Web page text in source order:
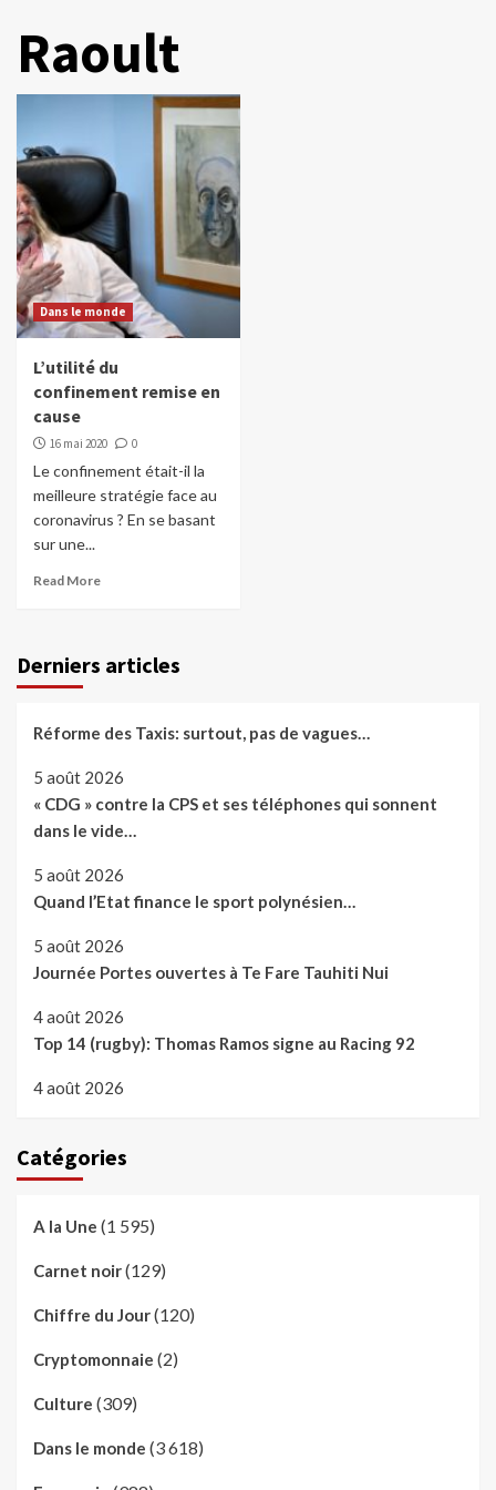
Raoult
Dans le monde
L’utilité du
confinement remise en
cause
16 mai 2020 0
Le confinement était-il la
meilleure stratégie face au
coronavirus ? En se basant
sur une...
Read More
Derniers articles
Réforme des Taxis: surtout, pas de vagues…
5 août 2026
« CDG » contre la CPS et ses téléphones qui sonnent
dans le vide…
5 août 2026
Quand l’Etat finance le sport polynésien…
5 août 2026
Journée Portes ouvertes à Te Fare Tauhiti Nui
4 août 2026
Top 14 (rugby): Thomas Ramos signe au Racing 92
4 août 2026
Catégories
A la Une (1 595)
Carnet noir(129)
Chiffre du Jour(120)
Cryptomonnaie (2)
Culture (309)
Dans le monde (3 618)